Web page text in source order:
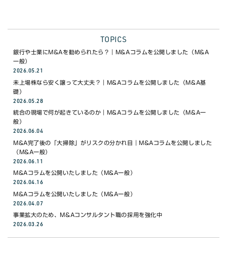
TOPICS
銀行や士業にM&Aを勧められたら？｜M&Aコラムを公開しました（M&A
一般）
2026.05.21
未上場株なら安く譲って大丈夫？｜M&Aコラムを公開しました（M&A基
礎）
2026.05.28
統合の現場で何が起きているのか｜M&Aコラムを公開しました（M&A一
般）
2026.06.04
M&A完了後の「大掃除」がリスクの分かれ目｜M&Aコラムを公開しました
（M&A一般）
2026.06.11
M&Aコラムを公開いたしました（M&A一般）
2026.04.16
M&Aコラムを公開いたしました（M&A一般）
2026.04.07
事業拡大のため、M&Aコンサルタント職の採用を強化中
2026.03.26